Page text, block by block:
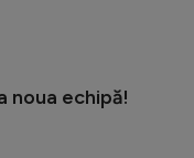
noua echipă!